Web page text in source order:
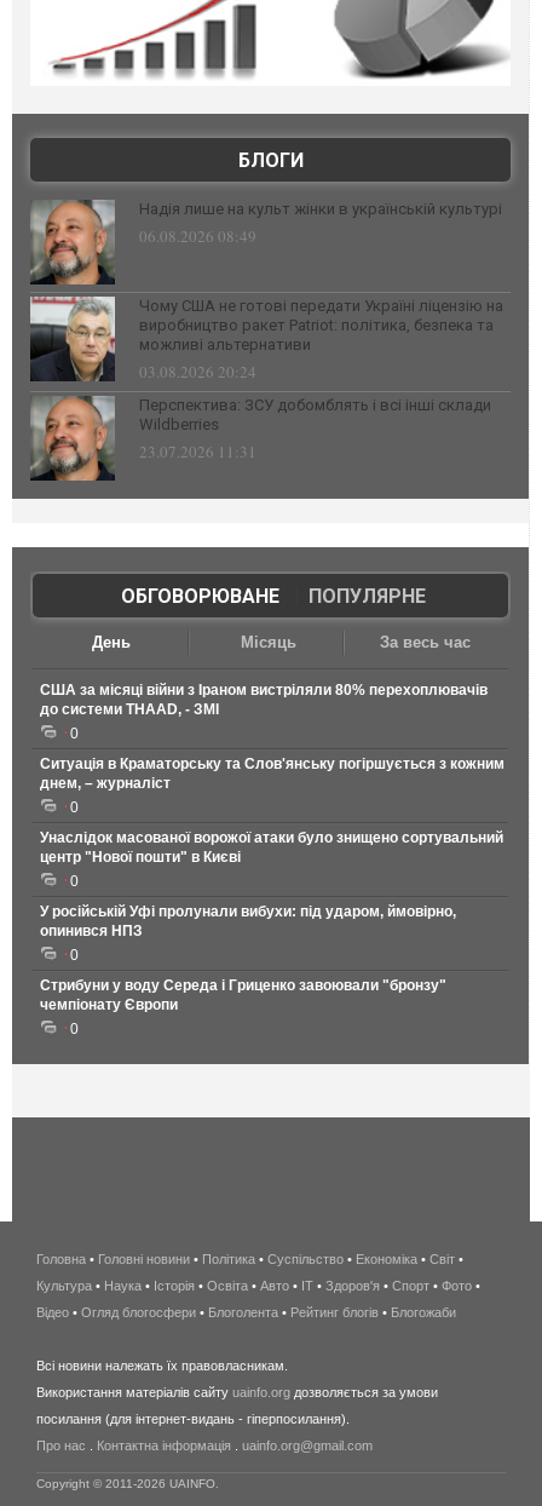
БЛОГИ
Надія лише на культ жінки в українській культурі
06.08.2026 08:49
Чому США не готові передати Україні ліцензію на
виробництво ракет Patriot: політика, безпека та
можливі альтернативи
03.08.2026 20:24
Перспектива: ЗСУ добомблять і всі інші склади
Wildberries
23.07.2026 11:31
ОБГОВОРЮВАНЕ| ПОПУЛЯРНЕ
День Місяць За весь час
США за місяці війни з Іраном вистріляли 80% перехоплювачів
до системи THAAD, - ЗМІ
0
Ситуація в Краматорську та Слов'янську погіршується з кожним
днем, – журналіст
0
Унаслідок масованої ворожої атаки було знищено сортувальний
центр "Нової пошти" в Києві
0
У російській Уфі пролунали вибухи: під ударом, ймовірно,
опинився НПЗ
0
Стрибуни у воду Середа і Гриценко завоювали "бронзу"
чемпіонату Європи
0
беспроводной
интернет
киев
wimax
в
Головна • Головні новини • Політика • Суспільство • Економіка • Світ •
Культура • Наука • Історія • Освіта • Авто • IT • Здоров'я • Спорт • Фото •
Відео • Огляд блогосфери • Блоголента • Рейтинг блогів • Блогожаби
Всі новини належать їх правовласникам.
Використання матеріалів сайту uainfo.org дозволяється за умови
посилання (для інтернет-видань - гіперпосилання).
Про нас
Контактна інформація uainfo.org@gmail.com
Copyright © 2011-2026 UAINFO.